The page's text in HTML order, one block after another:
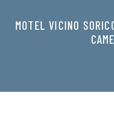
MOTEL VICINO